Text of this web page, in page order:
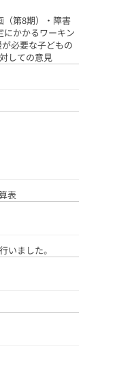
（第8期）・障害
にかかるワーキン
必要な子どもの
しての意見
表
いました。